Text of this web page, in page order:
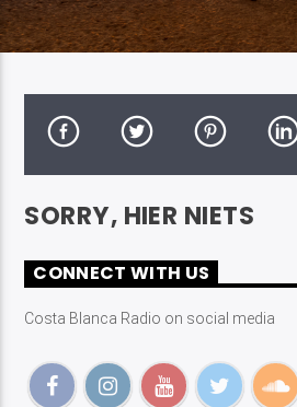
HUIDIG NUMMER
TITEL
Costa Blanca Radio Live
SORRY, HIER NIETS
CONNECT WITH US
Costa Blanca Radio on social media